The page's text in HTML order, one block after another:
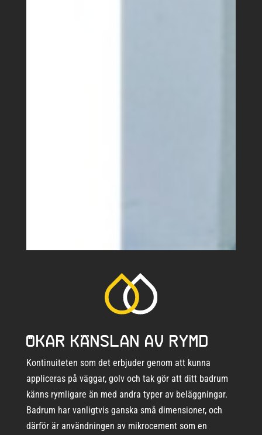
Ökar känslan av rymd
Kontinuiteten som det erbjuder genom att kunna
appliceras på väggar, golv och tak gör att ditt badrum
känns rymligare än med andra typer av beläggningar.
Badrum har vanligtvis ganska små dimensioner, och
därför är användningen av mikrocement som en